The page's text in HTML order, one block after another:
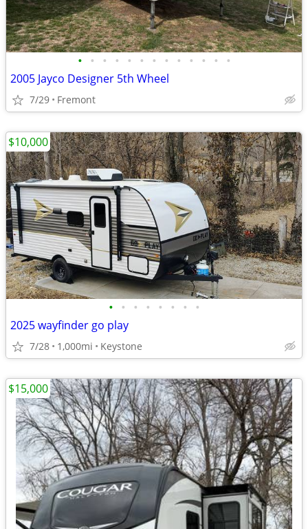
• • • • • • • • • • • • •
2005 Jayco Designer 5th Wheel
7/29 Fremont
• • • • • • • •
2025 wayfinder go play
7/28 1,000mi Keystone
$10,000
$15,000